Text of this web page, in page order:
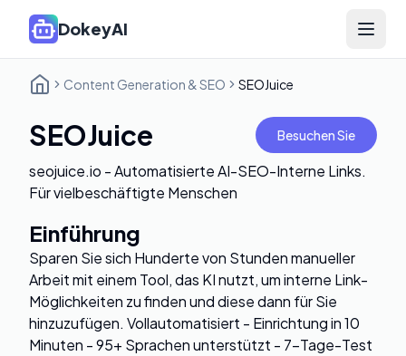
DokeyAI Open
Content Generation & SEO SEOJuice
SEOJuice Besuchen Sie
seojuice.io - Automatisierte AI-SEO-Interne Links.
Für vielbeschäftigte Menschen
Einführung
Sparen Sie sich Hunderte von Stunden manueller
Arbeit mit einem Tool, das KI nutzt, um interne Link-
Möglichkeiten zu finden und diese dann für Sie
hinzuzufügen. Vollautomatisiert - Einrichtung in 10
Minuten - 95+ Sprachen unterstützt - 7-Tage-Test